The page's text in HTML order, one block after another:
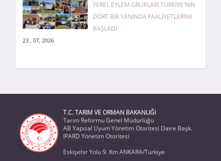
YEREL EYLEM GRUPLARI TÜRKİYE'NİN
DÖRT BİR YANINDA FAALİYETLERİNE
BAŞLADI
23 , 07, 2026
T.C. TARIM VE ORMAN BAKANLIĞI
Tarım Reformu Genel Müdürlüğü
AB Yapısal Uyum Yönetim Otoritesi Daire Başk.
IPARD Yönetim Otoritesi
Eskişehir Yolu 9. Km ANKARA/Türkiye